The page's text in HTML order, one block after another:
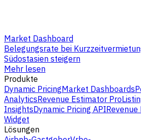
Market Dashboard
Belegungsrate bei
Südostasien steigern
Mehr lesen
Produkte
Dynamic PricingMarket Dashboards
AnalyticsRevenue Estimator Pro
InsightsDynamic Pricing API
Widget
Lösungen